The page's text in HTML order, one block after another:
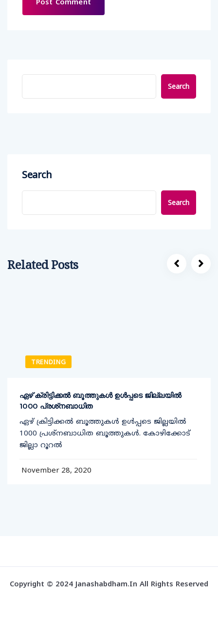
Search
Search
Search
Related Posts
TRENDING
ഏഴ് ക്രിട്ടിക്കല്‍ ബൂത്തുകള്‍ ഉള്‍പ്പടെ ജില്ലയില്‍
1000 പ്രശ്‌നബാധിത
ഏഴ് ക്രിട്ടിക്കല്‍ ബൂത്തുകള്‍ ഉള്‍പ്പടെ ജില്ലയില്‍
1000 പ്രശ്‌നബാധിത ബൂത്തുകള്‍. കോഴിക്കോട്
ജില്ലാ റൂറല്‍
November 28, 2020
Copyright © 2024 Janashabdham.in All Rights Reserved